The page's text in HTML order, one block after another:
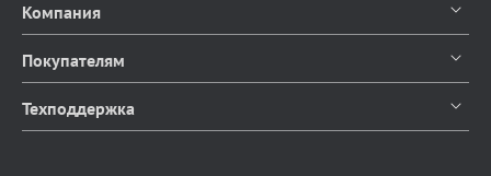
Компания
О компании
Блог
Покупателям
Каталог продуктов
Техподдержка